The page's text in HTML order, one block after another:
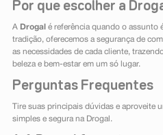
Por que escolher a
A Drogal é referência quando o assunto
tradição, oferecemos a segurança de
as necessidades de cada cliente,
beleza e bem-estar em um só lugar.
Perguntas Frequentes
Tire suas principais dúvidas e aproveite
simples e segura na Drogal.